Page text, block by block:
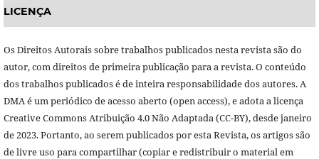
LICENÇA
Os Direitos Autorais sobre trabalhos publicados nesta revista são do
autor, com direitos de primeira publicação para a revista. O conteúdo
dos trabalhos publicados é de inteira responsabilidade dos autores. A
DMA é um periódico de acesso aberto (open access), e adota a licença
Creative Commons Atribuição 4.0 Não Adaptada (CC-BY), desde janeiro
de 2023. Portanto, ao serem publicados por esta Revista, os artigos são
de livre uso para compartilhar (copiar e redistribuir o material em